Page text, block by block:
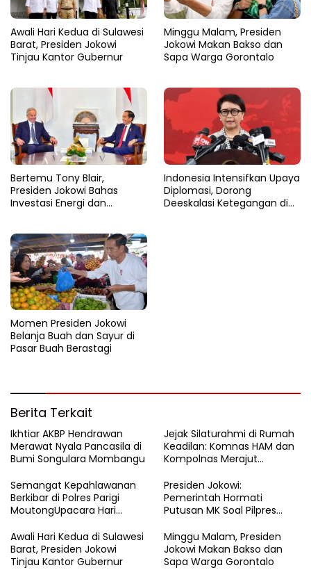
Awali Hari Kedua di Sulawesi
Barat, Presiden Jokowi
Tinjau Kantor Gubernur
Minggu Malam, Presiden
Jokowi Makan Bakso dan
Sapa Warga Gorontalo
Bertemu Tony Blair,
Presiden Jokowi Bahas
Investasi Energi dan
Indonesia Intensifkan Upaya
Diplomasi, Dorong
Deeskalasi Ketegangan di
Momen Presiden Jokowi
Belanja Buah dan Sayur di
Pasar Buah Berastagi
Berita Terkait
Ikhtiar AKBP Hendrawan
Merawat Nyala Pancasila di
Bumi Songulara Mombangu
Jejak Silaturahmi di Rumah
Keadilan: Komnas HAM dan
Kompolnas Merajut
Tegas
Semangat Kepahlawanan
Berkibar di Polres Parigi
MoutongUpacara Hari
dengan Nuansa Patriotisme
Presiden Jokowi:
Pemerintah Hormati
Putusan MK Soal Pilpres
Awali Hari Kedua di Sulawesi
Barat, Presiden Jokowi
Tinjau Kantor Gubernur
Minggu Malam, Presiden
Jokowi Makan Bakso dan
Sapa Warga Gorontalo